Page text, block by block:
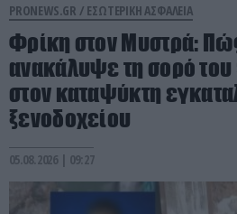
PRONEWS.GR / ΕΣΩΤΕΡΙΚΗ ΑΣΦΑΛΕΙΑ
Φρίκη στον Μυστρά:
ανακάλυψε τη σορό
στον καταψύκτη
ξενοδοχείου
05.08.2026 | 09:27